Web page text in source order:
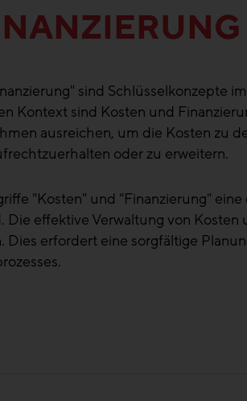
sind Schlüsselkonzepte
Kontext sind Kosten und
ausreichen, um die Kosten zu
oder zu erweitern.
"Kosten" und "Finanzierung"
Die effektive Verwaltung von
Dies erfordert eine sorgfältige